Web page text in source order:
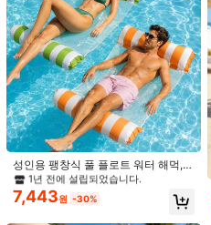
성인용 팽창식 풀 플로트 워터 해먹,
풀 라프트 라운지 체어 플로팅, 4-in-1
다목적 풀 플로티 장난감, 수영장용 플
로트, 성인 휴가 재미와 휴식을 위한
1년 전에 설립되었습니다.
재고 3개 남음
1년 전에 설립되었습니다.
재고 3개 남음
1년 전에 설립되었습니다.
재고 3개 남음
1년 전에 설립되었습니다.
7,443원 -30%